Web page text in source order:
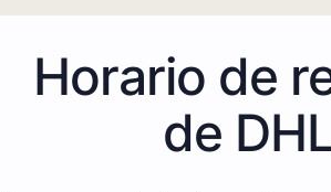
Horario de
de